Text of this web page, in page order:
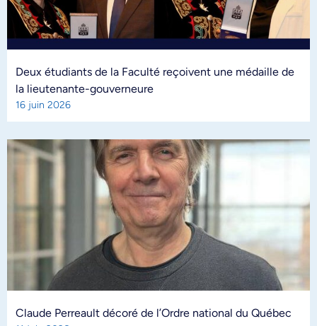
Deux étudiants de la Faculté reçoivent une médaille de
la lieutenante-gouverneure
16 juin 2026
Claude Perreault décoré de l’Ordre national du Québec